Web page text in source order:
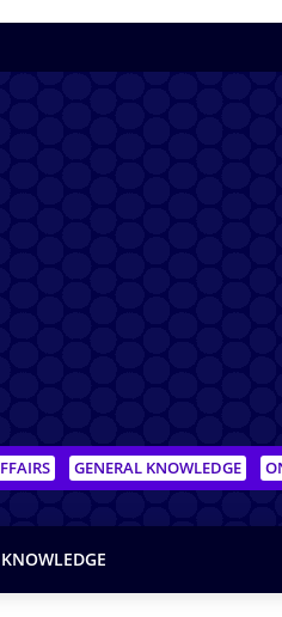
GENERAL KNOWLEDGE